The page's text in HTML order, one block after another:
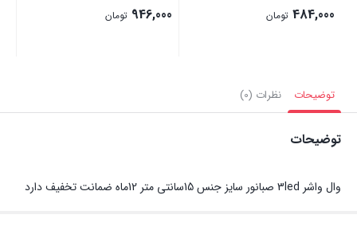
484,000 تومان 946,000 تومان
توضیحات نظرات (0)
توضیحات
وال واشر 3led صبانور سایز جنس 15سانتی متر 12ماه ضمانت تخفیف دارد